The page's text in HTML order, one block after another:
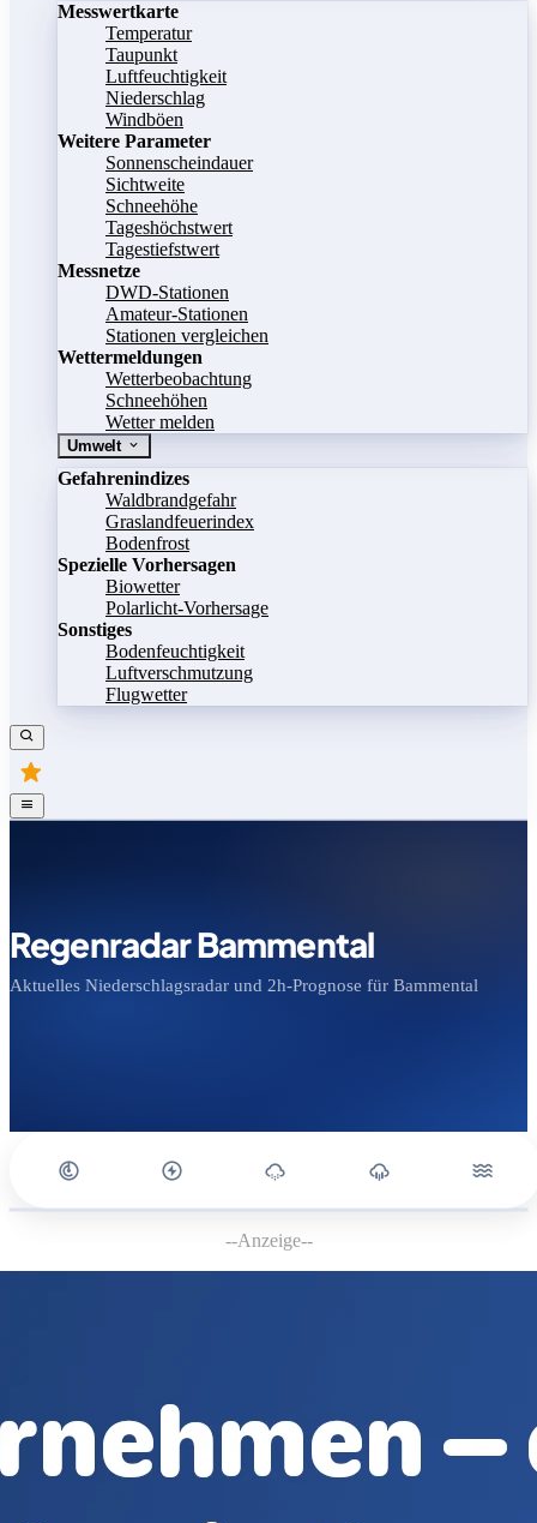
Messwertkarte
Temperatur
Taupunkt
Luftfeuchtigkeit
Niederschlag
Windböen
Weitere Parameter
Sonnenscheindauer
Sichtweite
Schneehöhe
Tageshöchstwert
Tagestiefstwert
Messnetze
DWD-Stationen
Amateur-Stationen
Stationen vergleichen
Wettermeldungen
Wetterbeobachtung
Schneehöhen
Wetter melden
Umwelt
Gefahrenindizes
Waldbrandgefahr
Graslandfeuerindex
Bodenfrost
Spezielle Vorhersagen
Biowetter
Polarlicht-Vorhersage
Sonstiges
Bodenfeuchtigkeit
Luftverschmutzung
Flugwetter
Regenradar Bammental
Aktuelles Niederschlagsradar und 2h-Prognose für Bammental
--Anzeige--